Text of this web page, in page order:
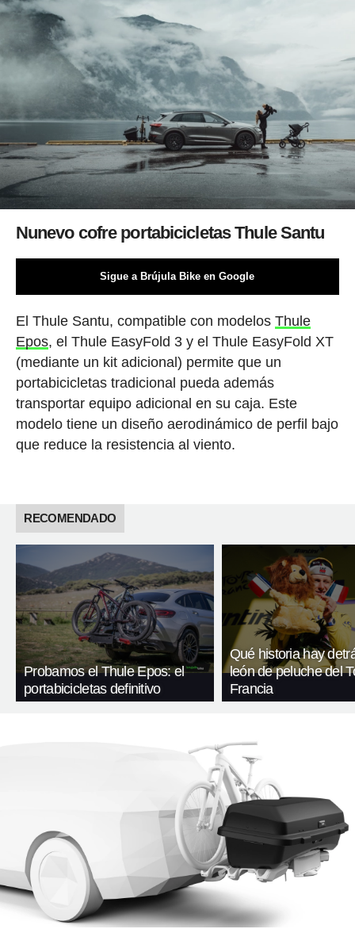
Nunevo cofre portabicicletas Thule Santu
Sigue a Brújula Bike en Google
El Thule Santu, compatible con modelos Thule
Epos, el Thule EasyFold 3 y el Thule EasyFold XT
(mediante un kit adicional) permite que un
portabicicletas tradicional pueda además
transportar equipo adicional en su caja. Este
modelo tiene un diseño aerodinámico de perfil bajo
que reduce la resistencia al viento.
RECOMENDADO
Probamos el Thule Epos: el
portabicicletas definitivo
Qué historia hay
león de peluche del
Francia